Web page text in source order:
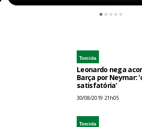
Torcida
Leonardo nega
Barça por Neymar:
satisfatória’
30/08/2019 21h05
Torcida